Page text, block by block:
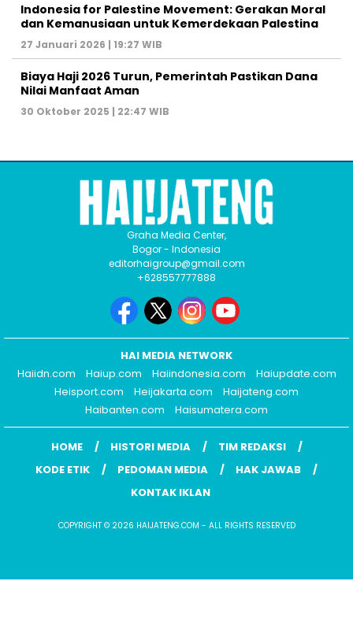
Indonesia for Palestine Movement: Gerakan Moral
dan Kemanusiaan untuk Kemerdekaan Palestina
27 Januari 2026 | 19:27 WIB
Biaya Haji 2026 Turun, Pemerintah Pastikan Dana
Nilai Manfaat Aman
30 Oktober 2025 | 22:47 WIB
Graha Media Center,
Bogor - Indonesia
editorhaigroup@gmail.com
+628557777888
HAI MEDIA NETWORK
Haiidn.com
Haiup.com Haiindonesia.com
Haiupdate.com
Heisport.com
Heijakarta.com
Haijateng.com
Haibanten.com
Haisumatera.com
HOME HISTORI MEDIA
TIM REDAKSI
KODE ETIK
PEDOMAN MEDIA
HAK JAWAB
KONTAK IKLAN
COPYRIGHT © 2026 HAIJATENG.COM - ALL RIGHTS RESERVED